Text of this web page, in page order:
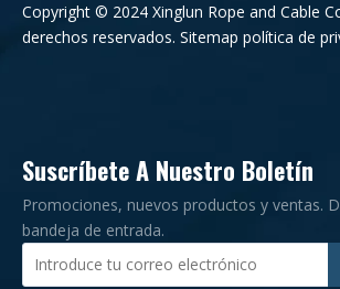
Copyright © 2024 Xinglun Rope and Cable
derechos reservados. Sitemap política de
Suscríbete A Nuestro Boletín
Promociones, nuevos productos y ventas.
bandeja de entrada.